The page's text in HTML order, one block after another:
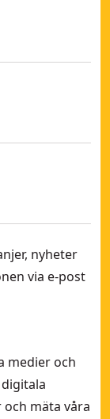
nyheter
via e-post
medier och
mäta våra